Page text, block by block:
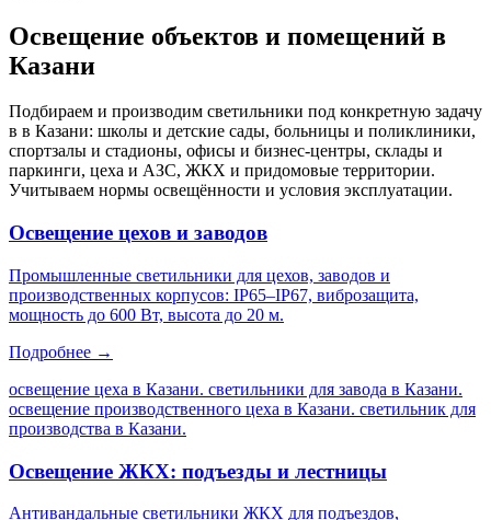
Освещение объектов и помещений в
Казани
Подбираем и производим светильники под конкретную задачу
в в Казани: школы и детские сады, больницы и поликлиники,
спортзалы и стадионы, офисы и бизнес-центры, склады и
паркинги, цеха и АЗС, ЖКХ и придомовые территории.
Учитываем нормы освещённости и условия эксплуатации.
Освещение цехов и заводов
Промышленные светильники для цехов, заводов и
производственных корпусов: IP65–IP67, виброзащита,
мощность до 600 Вт, высота до 20 м.
Подробнее →
освещение цеха в Казани. светильники для завода в Казани.
освещение производственного цеха в Казани. светильник для
производства в Казани.
Освещение ЖКХ: подъезды и лестницы
Антивандальные светильники ЖКХ для подъездов,